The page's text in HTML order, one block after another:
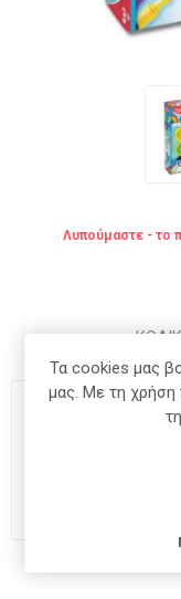
Λυπούμαστε - το
Τα cookies μας
μας. Με τη